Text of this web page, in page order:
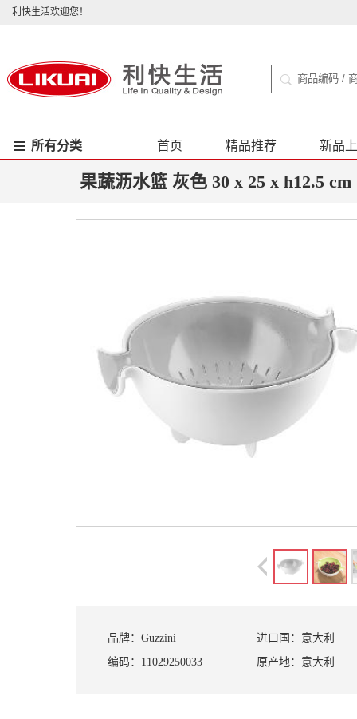
利快生活欢迎您！
所有分类 首页 精品推荐 新品
果蔬沥水篮 灰色 30 x 25 x h12.5 cm
品牌： Guzzini
编码： 11029250033
进口国： 意大利
原产地： 意大利